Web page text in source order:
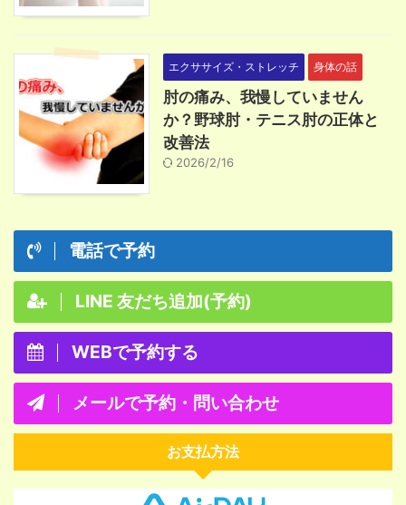
エクササイズ・ストレッチ 身体の話
肘の痛み、我慢していません
か？野球肘・テニス肘の正体と
改善法
2026/2/16
電話で予約
LINE 友だち追加(予約)
WEBで予約する
メールで予約・問い合わせ
お支払方法